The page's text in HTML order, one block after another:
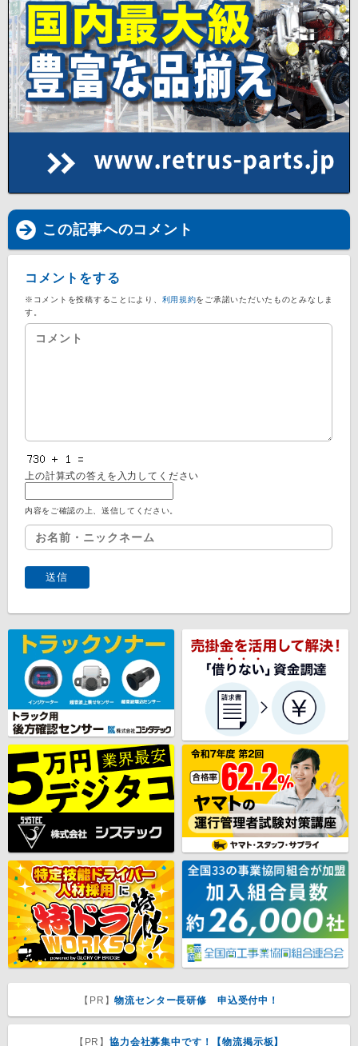
この記事へのコメント
コメントをする
※コメントを投稿することにより、 利用規約をご承諾いただいたものとみなしま
す。
上の計算式の答えを入力してください
内容をご確認の上、送信してください。
【PR】物流センター長研修 申込受付中！
【PR】協力会社募集中です！【物流掲示板】